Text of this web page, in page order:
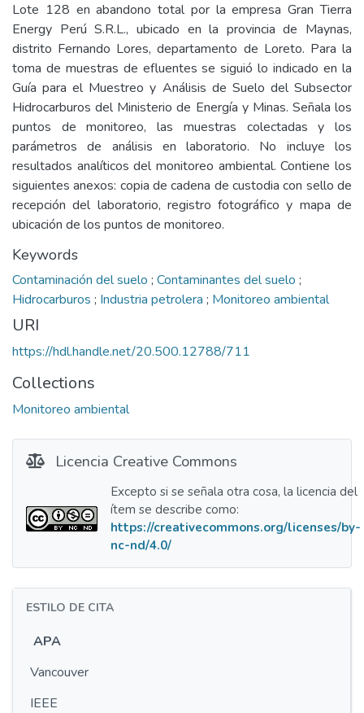
Lote 128 en abandono total por la empresa Gran Tierra
Energy Perú S.R.L., ubicado en la provincia de Maynas,
distrito Fernando Lores, departamento de Loreto. Para la
toma de muestras de efluentes se siguió lo indicado en la
Guía para el Muestreo y Análisis de Suelo del Subsector
Hidrocarburos del Ministerio de Energía y Minas. Señala los
puntos de monitoreo, las muestras colectadas y los
parámetros de análisis en laboratorio. No incluye los
resultados analíticos del monitoreo ambiental. Contiene los
siguientes anexos: copia de cadena de custodia con sello de
recepción del laboratorio, registro fotográfico y mapa de
ubicación de los puntos de monitoreo.
Keywords
Contaminación del suelo ; Contaminantes del suelo ;
Hidrocarburos ; Industria petrolera ; Monitoreo ambiental
URI
https://hdl.handle.net/20.500.12788/711
Collections
Monitoreo ambiental
Licencia Creative Commons
Excepto si se señala otra cosa, la licencia del
ítem se describe como:
https://creativecommons.org/licenses/by-
nc-nd/4.0/
ESTILO DE CITA
APA
Vancouver
IEEE